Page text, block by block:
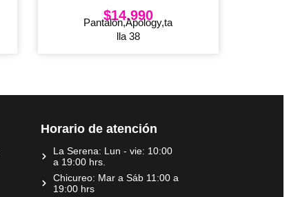
$14.990
Pantalón,Apology,ta
lla 38
Horario de atención
La Serena: Lun - vie: 10:00
a 19:00 hrs.
Chicureo: Mar a Sáb 11:00 a
19:00 hrs